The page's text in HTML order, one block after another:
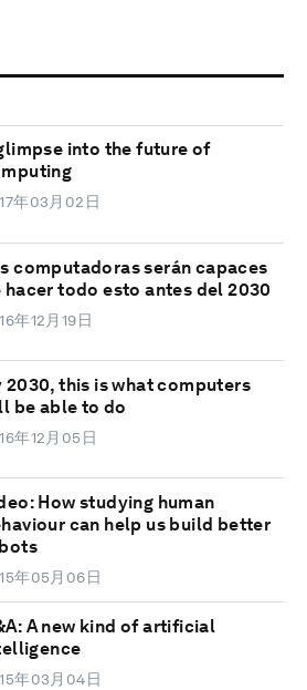
into the future of
年03月02日
computadoras serán capaces
hacer todo esto antes del 2030
年12月19日
2030, this is what computers
be able to do
年12月05日
How studying human
can help us build better
年05月06日
A new kind of artificial
年03月04日